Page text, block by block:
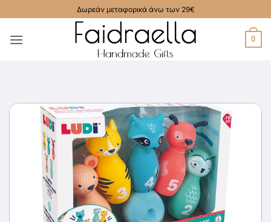
στο
περιεχόμενο
Δωρεάν μεταφορικά άνω των 29€
0